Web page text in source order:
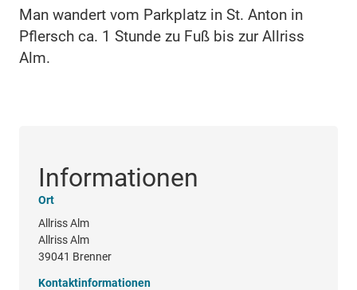
Man wandert vom Parkplatz in St. Anton in
Pflersch ca. 1 Stunde zu Fuß bis zur Allriss
Alm.
Informationen
Ort
Allriss Alm
Allriss Alm
39041 Brenner
Kontaktinformationen